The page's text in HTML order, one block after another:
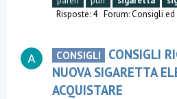
Risposte: 4 Forum:Consigli ed
CONSIGLI
CONSIGLI
NUOVA SIGARETTA
ACQUISTARE